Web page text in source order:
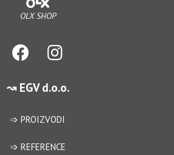
OLX SHOP
↝ EGV d.o.o.
➩ PROIZVODI
➩ REFERENCE